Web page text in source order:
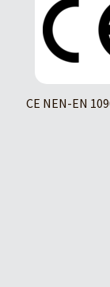
CE NEN-EN